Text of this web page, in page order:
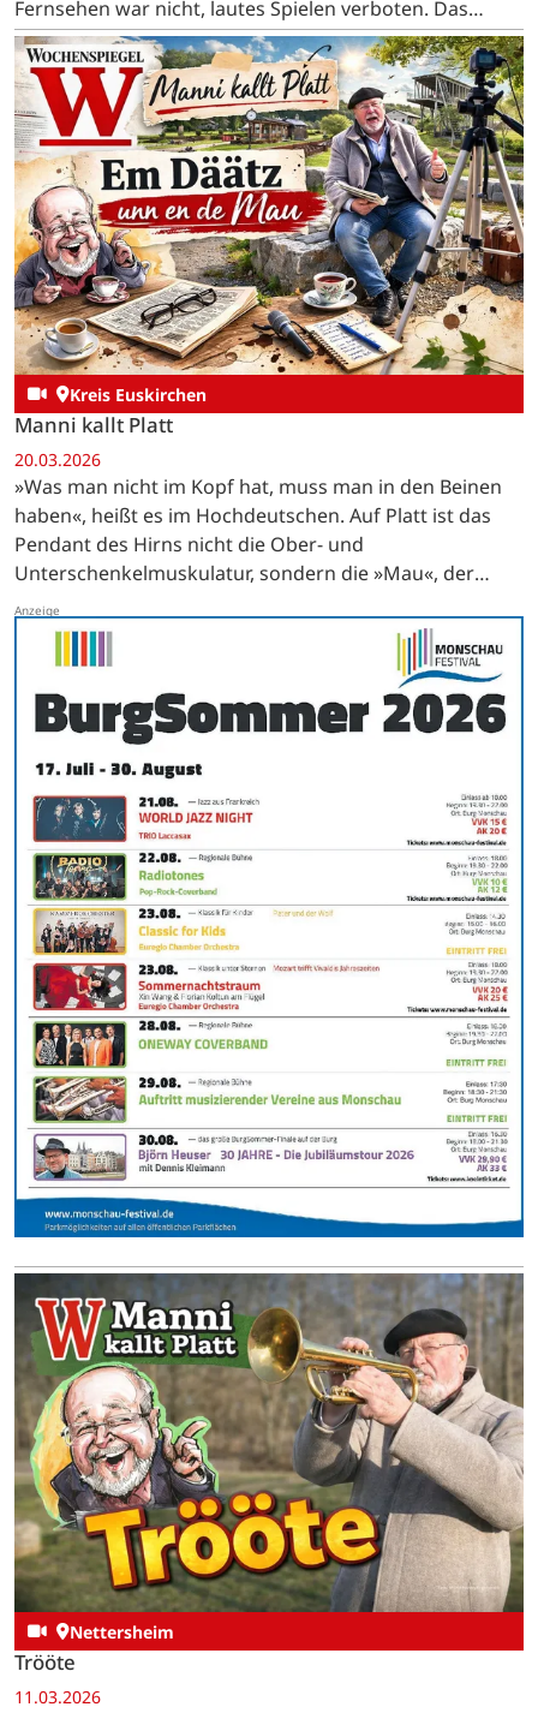
Fernsehen war nicht, lautes Spielen verboten. Das
Essen war eintönig, Karfreitag gabs Hering und
Kartoffeln, Karsamstag…
Kreis Euskirchen
Manni kallt Platt
20.03.2026
»Was man nicht im Kopf hat, muss man in den Beinen
haben«, heißt es im Hochdeutschen. Auf Platt ist das
Pendant des Hirns nicht die Ober- und
Unterschenkelmuskulatur, sondern die »Mau«, der
lateinisch »Musculus biceps brachii« genannte…
Nettersheim
Trööte
11.03.2026